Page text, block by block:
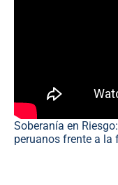
Soberanía en
peruanos frente a la